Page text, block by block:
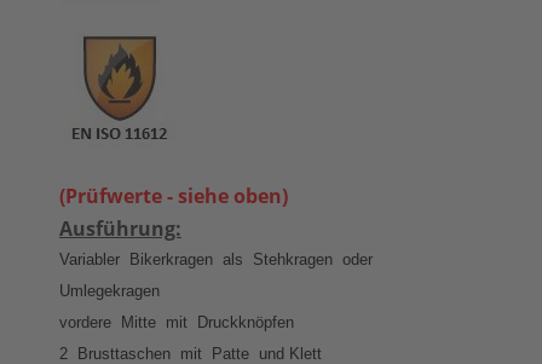
(Prüfwerte - siehe oben)
Ausführung:
Variabler Bikerkragen als Stehkragen oder
Umlegekragen
vordere Mitte mit Druckknöpfen
2 Brusttaschen mit Patte und Klett